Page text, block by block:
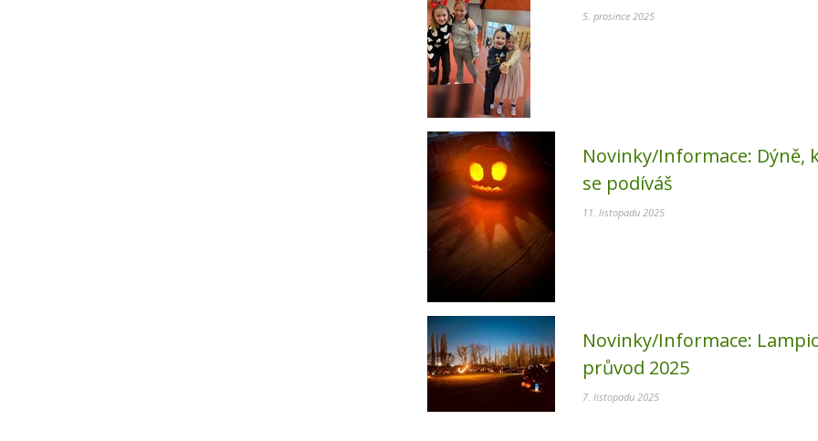
5. prosince 2025
Novinky/Informace: Dýně,
se podíváš
11. listopadu 2025
Novinky/Informace:
průvod 2025
7. listopadu 2025